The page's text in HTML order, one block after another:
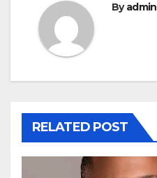
Byadmin
RELATED POST